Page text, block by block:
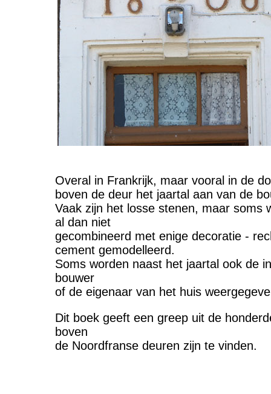
Overal in Frankrijk, maar vooral in de
boven de deur het jaartal aan van de
Vaak zijn het losse stenen, maar soms
al dan niet
gecombineerd met enige decoratie -
cement gemodelleerd.
Soms worden naast het jaartal ook de
bouwer
of de eigenaar van het huis
Dit boek geeft een greep uit de
boven
de Noordfranse deuren zijn te vinden.